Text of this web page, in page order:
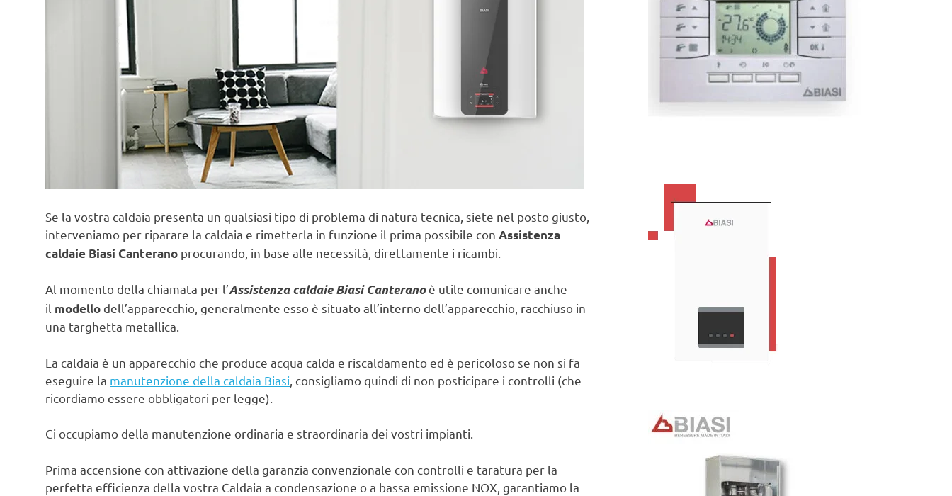
Se la vostra caldaia presenta un qualsiasi tipo di problema di natura tecnica, siete nel posto giusto,
interveniamo per riparare la caldaia e rimetterla in funzione il prima possibile con Assistenza
caldaie Biasi Canterano procurando, in base alle necessità, direttamente i ricambi.
Al momento della chiamata per l’Assistenza caldaie Biasi Canteranoè utile comunicare anche
il modello dell’apparecchio, generalmente esso è situato all’interno dell’apparecchio, racchiuso in
una targhetta metallica.
La caldaia è un apparecchio che produce acqua calda e riscaldamento ed è pericoloso se non si fa
eseguire la manutenzione della caldaia Biasi , consigliamo quindi di non posticipare i controlli (che
ricordiamo essere obbligatori per legge).
Ci occupiamo della manutenzione ordinaria e straordinaria dei vostri impianti.
Prima accensione con attivazione della garanzia convenzionale con controlli e taratura per la
perfetta efficienza della vostra Caldaia a condensazione o a bassa emissione NOX, garantiamo la